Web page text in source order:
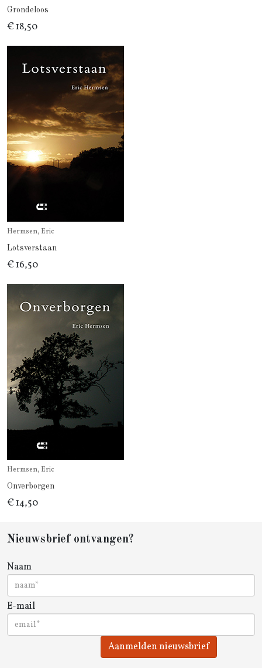
Grondeloos
€ 18,50
Hermsen, Eric
Lotsverstaan
€ 16,50
Hermsen, Eric
Onverborgen
€ 14,50
Nieuwsbrief ontvangen?
Naam
E-mail
Aanmelden nieuwsbrief